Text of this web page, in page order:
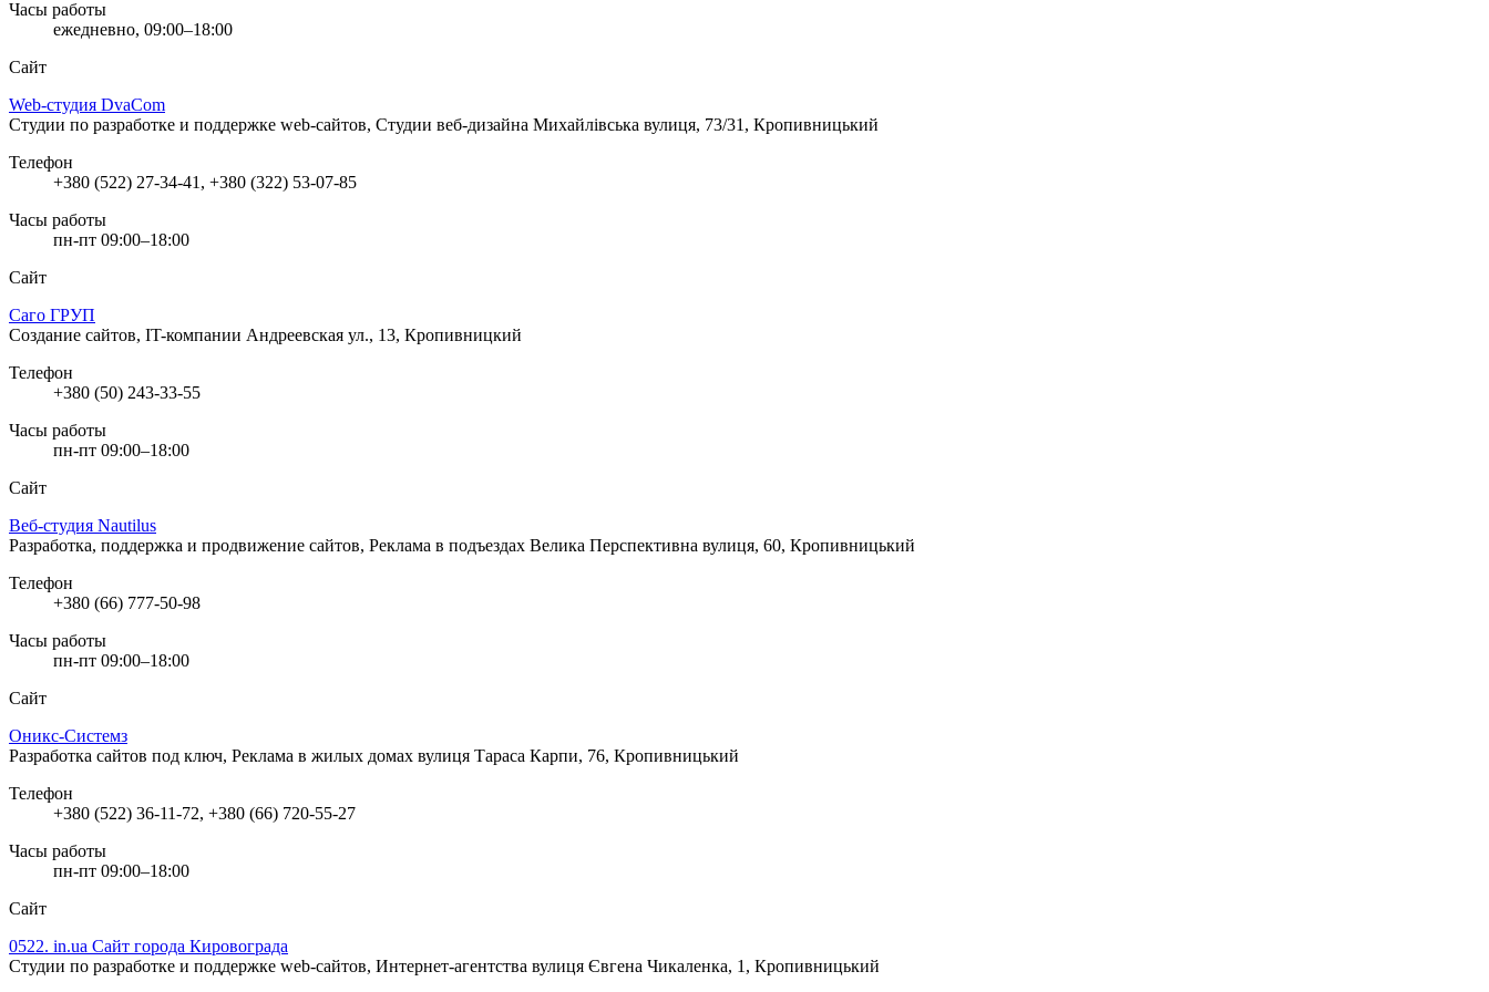
Часы работы
ежедневно, 09:00–18:00
Сайт
Web-студия DvaCom
Студии по разработке и поддержке web-сайтов, Студии веб-дизайна Михайлівська вулиця, 73/31, Кропивницький
Телефон
+380 (522) 27-34-41, +380 (322) 53-07-85
Часы работы
пн-пт 09:00–18:00
Сайт
Саго ГРУП
Создание сайтов, IT-компании Андреевская ул., 13, Кропивницкий
Телефон
+380 (50) 243-33-55
Часы работы
пн-пт 09:00–18:00
Сайт
Веб-студия Nautilus
Разработка, поддержка и продвижение сайтов, Реклама в подъездах Велика Перспективна вулиця, 60, Кропивницький
Телефон
+380 (66) 777-50-98
Часы работы
пн-пт 09:00–18:00
Сайт
Оникс-Системз
Разработка сайтов под ключ, Реклама в жилых домах вулиця Тараса Карпи, 76, Кропивницький
Телефон
+380 (522) 36-11-72, +380 (66) 720-55-27
Часы работы
пн-пт 09:00–18:00
Сайт
0522. in.ua Сайт города Кировограда
Студии по разработке и поддержке web-сайтов, Интернет-агентства вулиця Євгена Чикаленка, 1, Кропивницький